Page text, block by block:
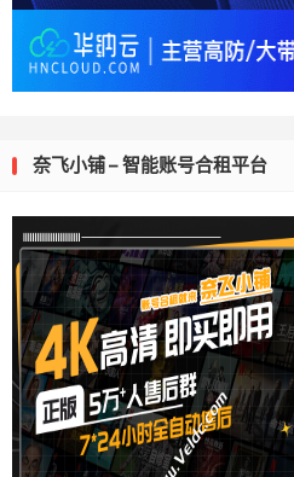
奈飞小铺 – 智能账号合租平台